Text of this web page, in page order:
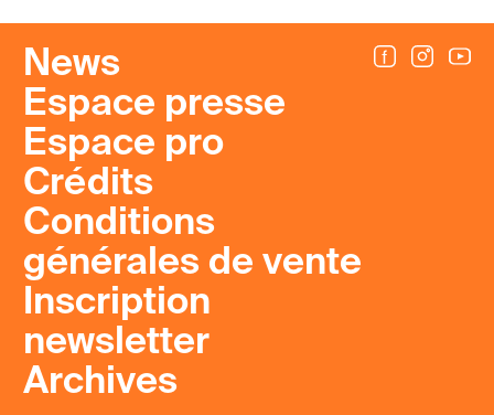
News
Espace presse
Espace pro
Crédits
Conditions
générales de vente
Inscription
newsletter
Archives